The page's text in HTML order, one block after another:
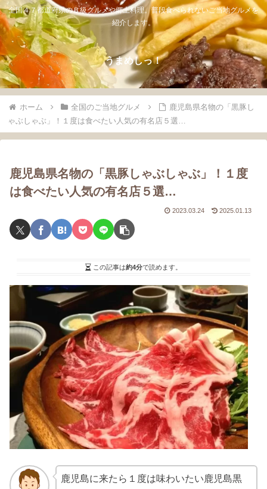
全国４７都道府県のＢ級グルメや郷土料理。普段食べられないご当地グルメを
紹介します。
うまめしっ！
ホーム 全国のご当地グルメ
鹿児島県名物の「黒豚し
ゃぶしゃぶ」！１度は食べたい人気の有名店５選…
鹿児島県名物の「黒豚しゃぶしゃぶ」！１度
は食べたい人気の有名店５選…
2023.03.24 2025.01.13
この記事は約4分で読めます。
鹿児島に来たら１度は味わいたい鹿児島黒